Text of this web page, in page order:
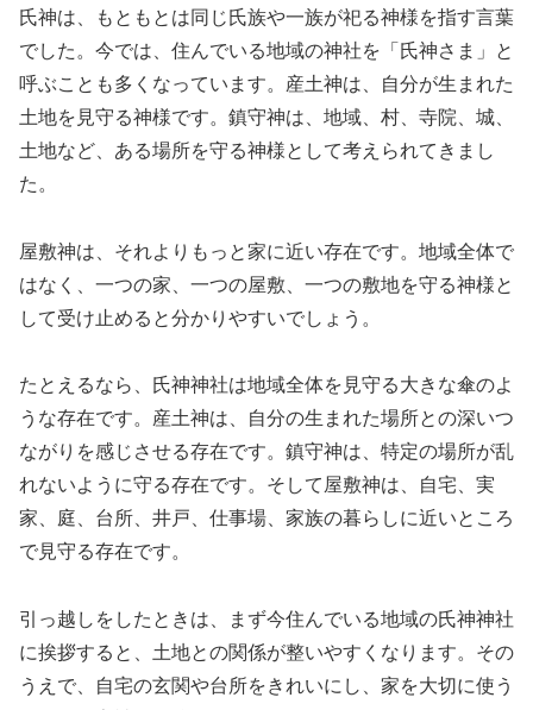
氏神は、もともとは同じ氏族や一族が祀る神様を指す言葉
でした。今では、住んでいる地域の神社を「氏神さま」と
呼ぶことも多くなっています。産土神は、自分が生まれた
土地を見守る神様です。鎮守神は、地域、村、寺院、城、
土地など、ある場所を守る神様として考えられてきまし
た。
屋敷神は、それよりもっと家に近い存在です。地域全体で
はなく、一つの家、一つの屋敷、一つの敷地を守る神様と
して受け止めると分かりやすいでしょう。
たとえるなら、氏神神社は地域全体を見守る大きな傘のよ
うな存在です。産土神は、自分の生まれた場所との深いつ
ながりを感じさせる存在です。鎮守神は、特定の場所が乱
れないように守る存在です。そして屋敷神は、自宅、実
家、庭、台所、井戸、仕事場、家族の暮らしに近いところ
で見守る存在です。
引っ越しをしたときは、まず今住んでいる地域の氏神神社
に挨拶すると、土地との関係が整いやすくなります。その
うえで、自宅の玄関や台所をきれいにし、家を大切に使う